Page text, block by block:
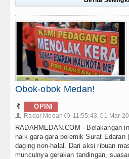
Obok-obok Medan!
🔖 OPINI
👤 Radar Medan 🕔 11:55:43, 01 Mar
RADARMEDAN.COM - Belakangan
naik gara-gara polemik Surat
daging non-halal. Dari aksi ribuan
munculnya gerakan tandingan,